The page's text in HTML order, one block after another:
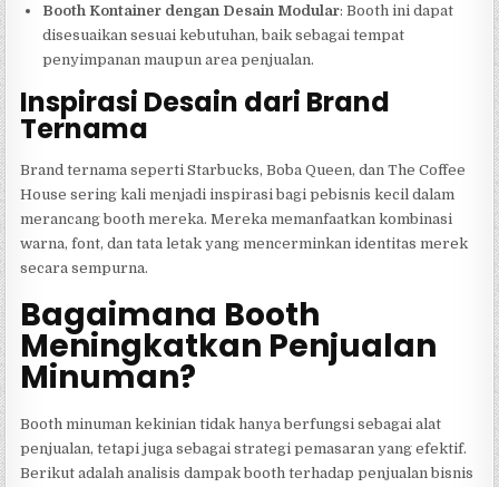
Booth Kontainer dengan Desain Modular: Booth ini dapat
disesuaikan sesuai kebutuhan, baik sebagai tempat
penyimpanan maupun area penjualan.
Inspirasi Desain dari Brand
Ternama
Brand ternama seperti Starbucks, Boba Queen, dan The Coffee
House sering kali menjadi inspirasi bagi pebisnis kecil dalam
merancang booth mereka. Mereka memanfaatkan kombinasi
warna, font, dan tata letak yang mencerminkan identitas merek
secara sempurna.
Bagaimana Booth
Meningkatkan Penjualan
Minuman?
Booth minuman kekinian tidak hanya berfungsi sebagai alat
penjualan, tetapi juga sebagai strategi pemasaran yang efektif.
Berikut adalah analisis dampak booth terhadap penjualan bisnis